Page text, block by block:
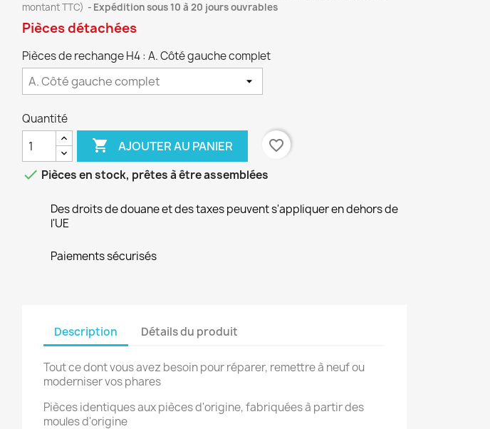
montant TTC)
Expédition sous 10 à 20 jours ouvrables
Pièces détachées
Pièces de rechange H4 : A. Côté gauche complet
Quantité
 AJOUTER AU PANIER
favorite_border
 Pièces en stock, prêtes à être assemblées
Des droits de douane et des taxes peuvent s'appliquer en dehors de
l'UE
Paiements sécurisés
Description Détails du produit
Tout ce dont vous avez besoin pour réparer, remettre à neuf ou
moderniser vos phares
Pièces identiques aux pièces d'origine, fabriquées à partir des
moules d'origine